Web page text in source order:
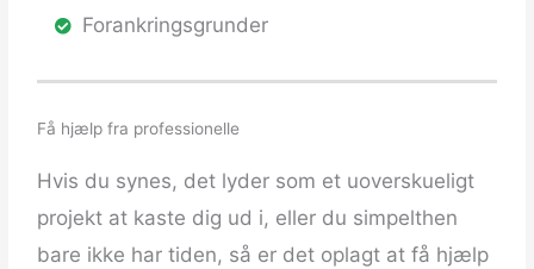
Forankringsgrunder
Få hjælp fra professionelle
Hvis du synes, det lyder som et uoverskueligt
projekt at kaste dig ud i, eller du simpelthen
bare ikke har tiden, så er det oplagt at få hjælp